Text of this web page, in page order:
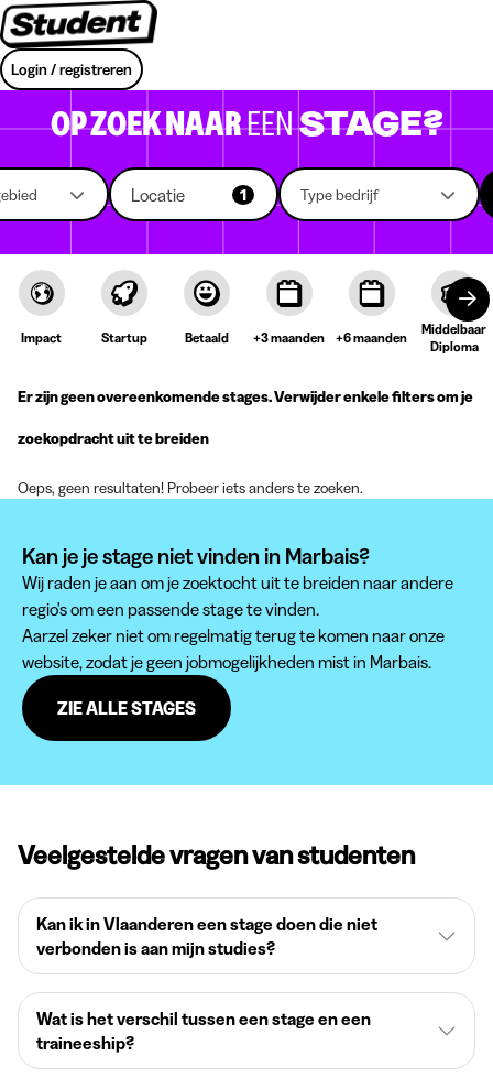
Login / registreren
OP ZOEK NAAREENSTAGE?
Locatie 1 Type bedrijf
Impact Startup Betaald +3 maanden +6 maanden
Middelbaar
Diploma
Er zijn geen overeenkomende stages. Verwijder enkele filters om je
zoekopdracht uit te breiden
Oeps, geen resultaten! Probeer iets anders te zoeken.
Kan je je stage niet vinden in Marbais?
Wij raden je aan om je zoektocht uit te breiden naar andere
regio's om een passende stage te vinden.
Aarzel zeker niet om regelmatig terug te komen naar onze
website, zodat je geen jobmogelijkheden mist in Marbais.
ZIE ALLE STAGES
Veelgestelde vragen van studenten
Kan ik in Vlaanderen een stage doen die niet
verbonden is aan mijn studies?
Wat is het verschil tussen een stage en een
traineeship?